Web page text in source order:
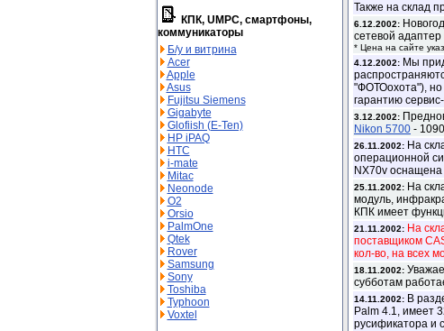
КПК, UMPC, смартфоны,
коммуникаторы
Б/у и витрина
Acer
Apple
Asus
Fujitsu Siemens
Gigabyte
Glofiish (E-Ten)
HP iPAQ
HTC
i-mate
Mitac
Neonode
O2
Orsio
PalmOne
Qtek
Rover
Samsung
Sony
Toshiba
Typhoon
Voxtel
Также на склад
6.12.2002:
сетевой адаптер
* Цена на сайте
4.12.2002: Мы
"ФОТОохота"),
гарантию
3.12.2002:
Nikon 5700 -
26.11.2002: На
операционной
NX70v
25.11.2002: На
модуль,
КПК имеет
21.11.2002: На
поставщиком
кол-во, на всех
18.11.2002:
субботам
14.11.2002: В
Palm 4.1, имеет
русификатора и